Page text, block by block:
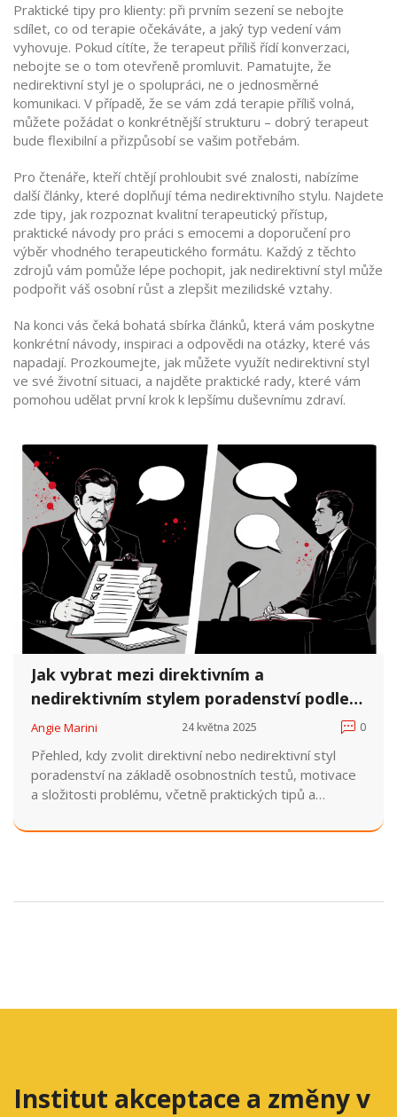
Praktické tipy pro klienty: při prvním sezení se nebojte
sdílet, co od terapie očekáváte, a jaký typ vedení vám
vyhovuje. Pokud cítíte, že terapeut příliš řídí konverzaci,
nebojte se o tom otevřeně promluvit. Pamatujte, že
nedirektivní styl je o spolupráci, ne o jednosměrné
komunikaci. V případě, že se vám zdá terapie příliš volná,
můžete požádat o konkrétnější strukturu – dobrý terapeut
bude flexibilní a přizpůsobí se vašim potřebám.
Pro čtenáře, kteří chtějí prohloubit své znalosti, nabízíme
další články, které doplňují téma nedirektivního stylu. Najdete
zde tipy, jak rozpoznat kvalitní terapeutický přístup,
praktické návody pro práci s emocemi a doporučení pro
výběr vhodného terapeutického formátu. Každý z těchto
zdrojů vám pomůže lépe pochopit, jak nedirektivní styl může
podpořit váš osobní růst a zlepšit mezilidské vztahy.
Na konci vás čeká bohatá sbírka článků, která vám poskytne
konkrétní návody, inspiraci a odpovědi na otázky, které vás
napadají. Prozkoumejte, jak můžete využít nedirektivní styl
ve své životní situaci, a najděte praktické rady, které vám
pomohou udělat první krok k lepšímu duševnímu zdraví.
Jak vybrat mezi direktivním a
nedirektivním stylem poradenství podle
osobnosti klienta
Angie Marini 24 května 2025 0
Přehled, kdy zvolit direktivní nebo nedirektivní styl
poradenství na základě osobnostních testů, motivace
a složitosti problému, včetně praktických tipů a
Institut akceptace a změny v